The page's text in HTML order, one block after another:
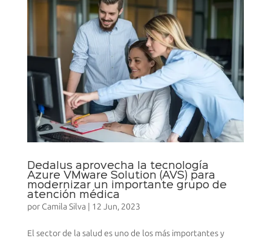
Dedalus aprovecha la tecnología
Azure VMware Solution (AVS) para
modernizar un importante grupo de
atención médica
por Camila Silva 12 Jun, 2023
El sector de la salud es uno de los más importantes y